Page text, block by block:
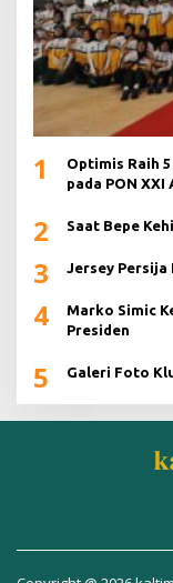
1
Optimis Raih
pada PON XXI
2 Saat Bepe
3 Jersey Persija
4
Marko Simic
Presiden
5 Galeri Foto